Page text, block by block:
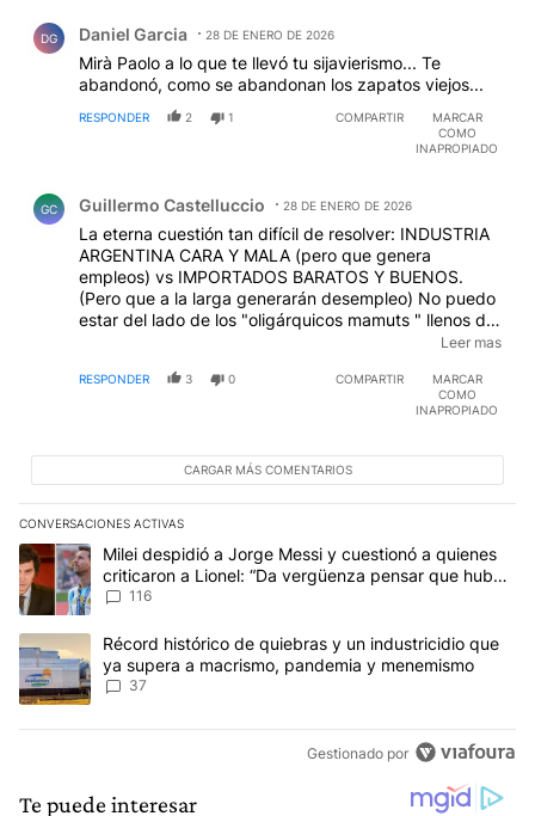
DG Daniel Garcia 28 DE ENERO DE 2026
Mirà Paolo a lo que te llevó tu sijavierismo... Te
abandonó, como se abandonan los zapatos viejos...
RESPONDER 2 1 COMPARTIR
MARCAR
COMO
INAPROPIADO
GC Guillermo Castelluccio 28 DE ENERO DE 2026
La eterna cuestión tan difícil de resolver: INDUSTRIA
ARGENTINA CARA Y MALA (pero que genera
empleos) vs IMPORTADOS BARATOS Y BUENOS.
(Pero que a la larga generarán desempleo) No puedo
estar del lado de los "oligárquicos mamuts " llenos de
plata y dueños de la patria, pero tampoco puedo
desempleo. ¿Entonces...? Obligar a los industriales
argentinos a que fabriquen bueno y a un precio
supuesto eliminar la corrupción . Dije que se puede,
no que fuera fácil.
Leer mas
RESPONDER 3 0 COMPARTIR
MARCAR
COMO
INAPROPIADO
CARGAR MÁS COMENTARIOS
CONVERSACIONES ACTIVAS
Este listado muestra los artículos con más comentarios en los
Un artículo de tendencia con el título "Milei despidió a Jorge
Milei despidió a Jorge Messi y cuestionó a quienes
criticaron a Lionel: “Da vergüenza pensar que hubo
anti-Messi”
116
Un artículo de tendencia con el título "Récord histórico de
Récord histórico de quiebras y un industricidio que
ya supera a macrismo, pandemia y menemismo
37
Gestionado por